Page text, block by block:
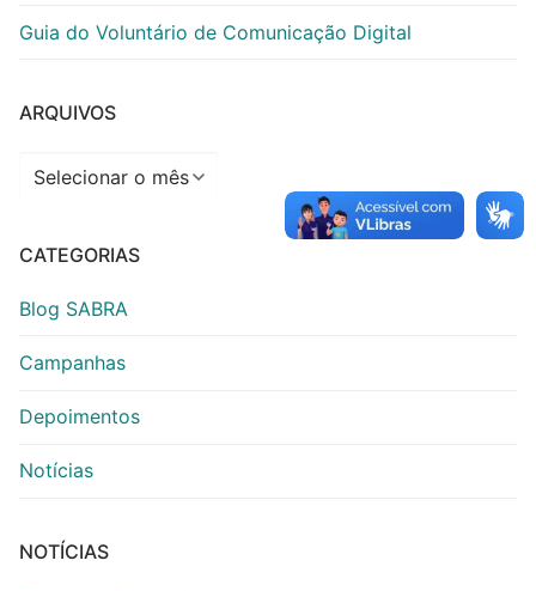
Guia do Voluntário de Comunicação Digital
ARQUIVOS
Arquivos
CATEGORIAS
Blog SABRA
Campanhas
Depoimentos
Notícias
NOTÍCIAS